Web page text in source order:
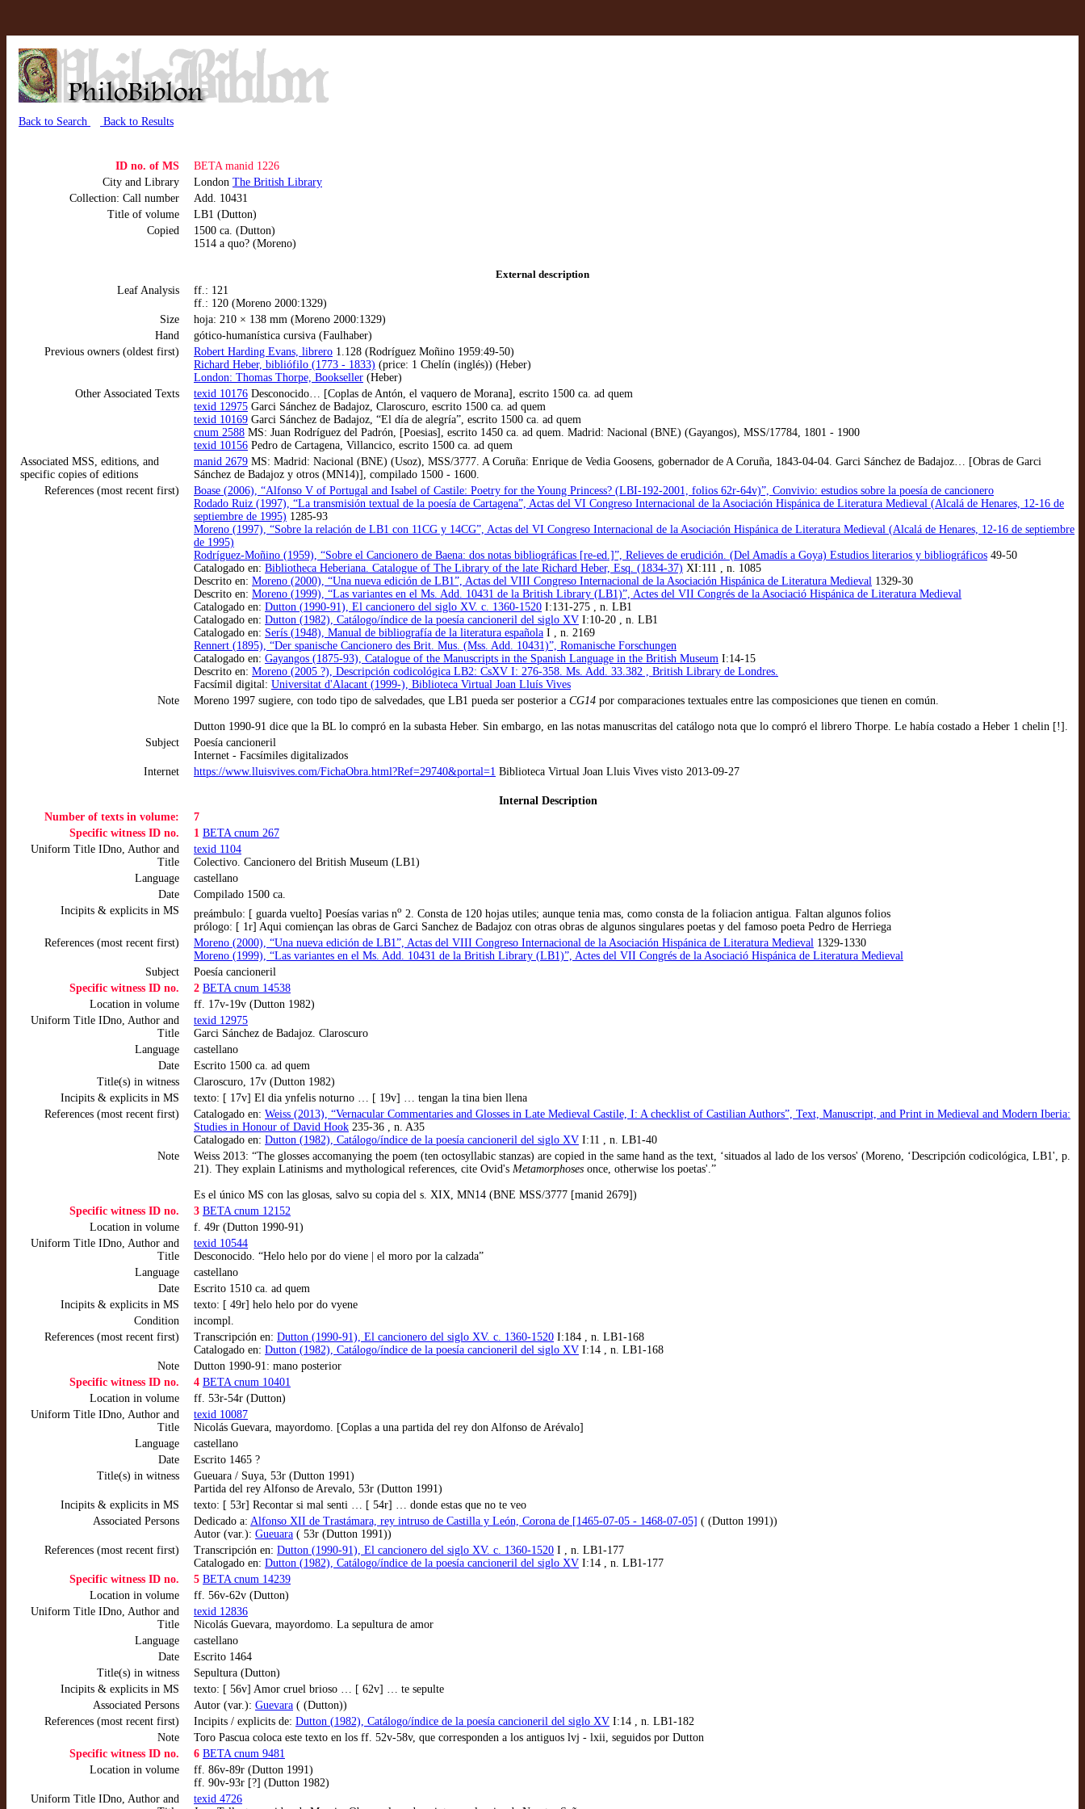
Back to Search Back to Results
ID no. of MS
BETA manid 1226
City and Library
London The British Library
Collection: Call number
Add. 10431
Title of volume
LB1 (Dutton)
Copied
1500 ca. (Dutton)
1514 a quo? (Moreno)
External description
Leaf Analysis
ff.: 121
ff.: 120 (Moreno 2000:1329)
Size
hoja: 210 × 138 mm (Moreno 2000:1329)
Hand
gótico-humanística cursiva (Faulhaber)
Previous owners (oldest first)
Robert Harding Evans, librero 1.128 (Rodríguez Moñino 1959:49-50)
Richard Heber, bibliófilo (1773 - 1833) (price: 1 Chelín (inglés)) (Heber)
London: Thomas Thorpe, Bookseller (Heber)
Other Associated Texts
texid 10176 Desconocido… [Coplas de Antón, el vaquero de Morana], escrito 1500 ca. ad quem
texid 12975 Garci Sánchez de Badajoz, Claroscuro, escrito 1500 ca. ad quem
texid 10169 Garci Sánchez de Badajoz, “El día de alegría”, escrito 1500 ca. ad quem
cnum 2588 MS: Juan Rodríguez del Padrón, [Poesias], escrito 1450 ca. ad quem. Madrid: Nacional (BNE) (Gayangos), MSS/17784, 1801 - 1900
texid 10156 Pedro de Cartagena, Villancico, escrito 1500 ca. ad quem
Associated MSS, editions, and
specific copies of editions
manid 2679 MS: Madrid: Nacional (BNE) (Usoz), MSS/3777. A Coruña: Enrique de Vedia Goosens, gobernador de A Coruña, 1843-04-04. Garci Sánchez de Badajoz… [Obras de Garci
Sánchez de Badajoz y otros (MN14)], compilado 1500 - 1600.
References (most recent first)
Boase (2006), “Alfonso V of Portugal and Isabel of Castile: Poetry for the Young Princess? (LBI-192-2001, folios 62r-64v)”, Convivio: estudios sobre la poesía de cancionero
Rodado Ruiz (1997), “La transmisión textual de la poesía de Cartagena”, Actas del VI Congreso Internacional de la Asociación Hispánica de Literatura Medieval (Alcalá de Henares, 12-16 de
septiembre de 1995) 1285-93
Moreno (1997), “Sobre la relación de LB1 con 11CG y 14CG”, Actas del VI Congreso Internacional de la Asociación Hispánica de Literatura Medieval (Alcalá de Henares, 12-16 de septiembre
de 1995)
Rodríguez-Moñino (1959), “Sobre el Cancionero de Baena: dos notas bibliográficas [re-ed.]”, Relieves de erudición. (Del Amadís a Goya) Estudios literarios y bibliográficos 49-50
Catalogado en: Bibliotheca Heberiana. Catalogue of The Library of the late Richard Heber, Esq. (1834-37) XI:111 , n. 1085
Descrito en: Moreno (2000), “Una nueva edición de LB1”, Actas del VIII Congreso Internacional de la Asociación Hispánica de Literatura Medieval 1329-30
Descrito en: Moreno (1999), “Las variantes en el Ms. Add. 10431 de la British Library (LB1)”, Actes del VII Congrés de la Asociació Hispánica de Literatura Medieval
Catalogado en: Dutton (1990-91), El cancionero del siglo XV. c. 1360-1520 I:131-275 , n. LB1
Catalogado en: Dutton (1982), Catálogo/índice de la poesía cancioneril del siglo XV I:10-20 , n. LB1
Catalogado en: Serís (1948), Manual de bibliografía de la literatura española I , n. 2169
Rennert (1895), “Der spanische Cancionero des Brit. Mus. (Mss. Add. 10431)”, Romanische Forschungen
Catalogado en: Gayangos (1875-93), Catalogue of the Manuscripts in the Spanish Language in the British Museum I:14-15
Descrito en: Moreno (2005 ?), Descripción codicológica LB2: CsXV I: 276-358. Ms. Add. 33.382 , British Library de Londres.
Facsímil digital: Universitat d'Alacant (1999-), Biblioteca Virtual Joan Lluís Vives
Note
Moreno 1997 sugiere, con todo tipo de salvedades, que LB1 pueda ser posterior a CG14 por comparaciones textuales entre las composiciones que tienen en común.
Dutton 1990-91 dice que la BL lo compró en la subasta Heber. Sin embargo, en las notas manuscritas del catálogo nota que lo compró el librero Thorpe. Le había costado a Heber 1 chelin [!].
Subject
Poesía cancioneril
Internet - Facsímiles digitalizados
Internet
https://www.lluisvives.com/FichaObra.html?Ref=29740&portal=1 Biblioteca Virtual Joan Lluis Vives visto 2013-09-27
Internal Description
Number of texts in volume:
7
Specific witness ID no.
1 BETA cnum 267
Uniform Title IDno, Author and
Title
texid 1104
Colectivo. Cancionero del British Museum (LB1)
Language
castellano
Date
Compilado 1500 ca.
Incipits & explicits in MS
preámbulo: [ guarda vuelto] Poesías varias no 2. Consta de 120 hojas utiles; aunque tenia mas, como consta de la foliacion antigua. Faltan algunos folios
prólogo: [ 1r] Aqui comiençan las obras de Garci Sanchez de Badajoz con otras obras de algunos singulares poetas y del famoso poeta Pedro de Herriega
References (most recent first)
Moreno (2000), “Una nueva edición de LB1”, Actas del VIII Congreso Internacional de la Asociación Hispánica de Literatura Medieval 1329-1330
Moreno (1999), “Las variantes en el Ms. Add. 10431 de la British Library (LB1)”, Actes del VII Congrés de la Asociació Hispánica de Literatura Medieval
Subject
Poesía cancioneril
Specific witness ID no.
2 BETA cnum 14538
Location in volume
ff. 17v-19v (Dutton 1982)
Uniform Title IDno, Author and
Title
texid 12975
Garci Sánchez de Badajoz. Claroscuro
Language
castellano
Date
Escrito 1500 ca. ad quem
Title(s) in witness
Claroscuro, 17v (Dutton 1982)
Incipits & explicits in MS
texto: [ 17v] El dia ynfelis noturno … [ 19v] … tengan la tina bien llena
References (most recent first)
Catalogado en: Weiss (2013), “Vernacular Commentaries and Glosses in Late Medieval Castile, I: A checklist of Castilian Authors”, Text, Manuscript, and Print in Medieval and Modern Iberia:
Studies in Honour of David Hook 235-36 , n. A35
Catalogado en: Dutton (1982), Catálogo/índice de la poesía cancioneril del siglo XV I:11 , n. LB1-40
Note
Weiss 2013: “The glosses accomanying the poem (ten octosyllabic stanzas) are copied in the same hand as the text, ‘situados al lado de los versos' (Moreno, ‘Descripción codicológica, LB1', p.
21). They explain Latinisms and mythological references, cite Ovid's Metamorphoses once, otherwise los poetas'.”
Es el único MS con las glosas, salvo su copia del s. XIX, MN14 (BNE MSS/3777 [manid 2679])
Specific witness ID no.
3 BETA cnum 12152
Location in volume
f. 49r (Dutton 1990-91)
Uniform Title IDno, Author and
Title
texid 10544
Desconocido. “Helo helo por do viene | el moro por la calzada”
Language
castellano
Date
Escrito 1510 ca. ad quem
Incipits & explicits in MS
texto: [ 49r] helo helo por do vyene
Condition
incompl.
References (most recent first)
Transcripción en: Dutton (1990-91), El cancionero del siglo XV. c. 1360-1520 I:184 , n. LB1-168
Catalogado en: Dutton (1982), Catálogo/índice de la poesía cancioneril del siglo XV I:14 , n. LB1-168
Note
Dutton 1990-91: mano posterior
Specific witness ID no.
4 BETA cnum 10401
Location in volume
ff. 53r-54r (Dutton)
Uniform Title IDno, Author and
Title
texid 10087
Nicolás Guevara, mayordomo. [Coplas a una partida del rey don Alfonso de Arévalo]
Language
castellano
Date
Escrito 1465 ?
Title(s) in witness
Gueuara / Suya, 53r (Dutton 1991)
Partida del rey Alfonso de Arevalo, 53r (Dutton 1991)
Incipits & explicits in MS
texto: [ 53r] Recontar si mal senti … [ 54r] … donde estas que no te veo
Associated Persons
Dedicado a: Alfonso XII de Trastámara, rey intruso de Castilla y León, Corona de [1465-07-05 - 1468-07-05] ( (Dutton 1991))
Autor (var.): Gueuara ( 53r (Dutton 1991))
References (most recent first)
Transcripción en: Dutton (1990-91), El cancionero del siglo XV. c. 1360-1520 I , n. LB1-177
Catalogado en: Dutton (1982), Catálogo/índice de la poesía cancioneril del siglo XV I:14 , n. LB1-177
Specific witness ID no.
5 BETA cnum 14239
Location in volume
ff. 56v-62v (Dutton)
Uniform Title IDno, Author and
Title
texid 12836
Nicolás Guevara, mayordomo. La sepultura de amor
Language
castellano
Date
Escrito 1464
Title(s) in witness
Sepultura (Dutton)
Incipits & explicits in MS
texto: [ 56v] Amor cruel brioso … [ 62v] … te sepulte
Associated Persons
Autor (var.): Guevara ( (Dutton))
References (most recent first)
Incipits / explicits de: Dutton (1982), Catálogo/índice de la poesía cancioneril del siglo XV I:14 , n. LB1-182
Note
Toro Pascua coloca este texto en los ff. 52v-58v, que corresponden a los antiguos lvj - lxii, seguidos por Dutton
Specific witness ID no.
6 BETA cnum 9481
Location in volume
ff. 86v-89r (Dutton 1991)
ff. 90v-93r [?] (Dutton 1982)
Uniform Title IDno, Author and
texid 4726